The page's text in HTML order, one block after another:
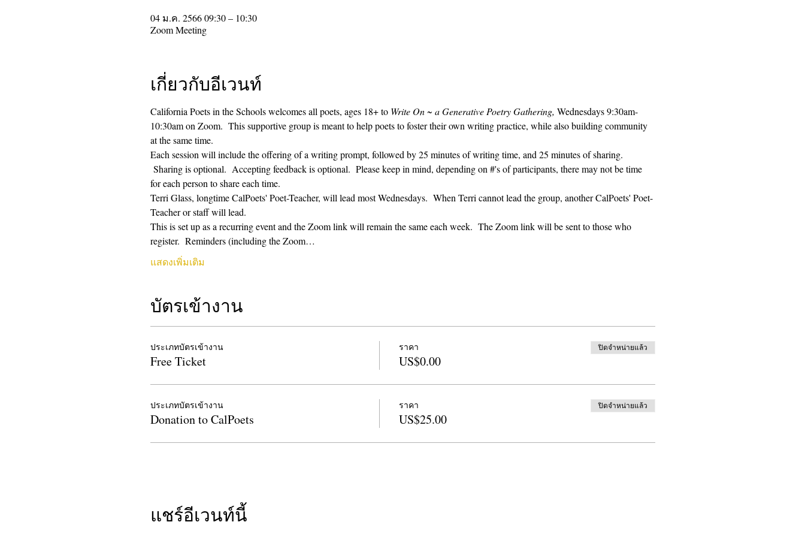
04 ม.ค. 2566 09:30 – 10:30
Zoom Meeting
เกี่ยวกับอีเวนท์
California Poets in the Schools welcomes all poets, ages 18+ to Write On ~ a Generative Poetry Gathering, Wednesdays 9:30am-
10:30am on Zoom.  This supportive group is meant to help poets to foster their own writing practice, while also building community
at the same time.
Each session will include the offering of a writing prompt, followed by 25 minutes of writing time, and 25 minutes of sharing.
Sharing is optional.  Accepting feedback is optional.  Please keep in mind, depending on #'s of participants, there may not be time
for each person to share each time.
Terri Glass, longtime CalPoets' Poet-Teacher, will lead most Wednesdays.  When Terri cannot lead the group, another CalPoets' Poet-
Teacher or staff will lead.
This is set up as a recurring event and the Zoom link will remain the same each week.  The Zoom link will be sent to those who
register.  Reminders (including the Zoom…
แสดงเพิ่มเติม
บัตรเข้างาน
ประเภทบัตรเข้างาน
Free Ticket
ราคา
US$0.00
ปิดจำหน่ายแล้ว
ประเภทบัตรเข้างาน
Donation to CalPoets
ราคา
US$25.00
ปิดจำหน่ายแล้ว
แชร์อีเวนท์นี้